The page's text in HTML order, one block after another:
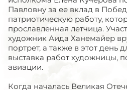
Павловну за ее вклад в
патриотическую работу,
прославленная летчица.
художник Аида Ханемайер
портрет, а также в этот день
выставка работ художницы,
авиации.
Когда началась Великая